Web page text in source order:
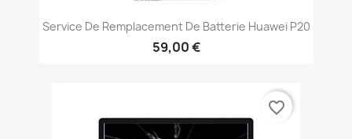
Service De Remplacement De Batterie Huawei P20
59,00 €
favorite_border